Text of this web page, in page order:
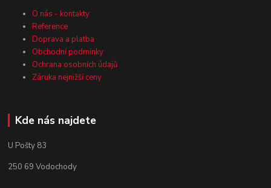
O nás - kontakty
Reference
Doprava a platba
Obchodní podmínky
Ochrana osobních údajů
Záruka nejnižší ceny
Kde nás najdete
U Pošty 83
250 69 Vodochody